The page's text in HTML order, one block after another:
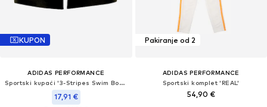
KUPON
ADIDAS PERFORMANCE
Sportski kupaći '3-Stripes Swim Boxers'
17,91 €
Pakiranje od 2
ADIDAS PERFORMANCE
Sportski komplet 'REAL'
54,90 €